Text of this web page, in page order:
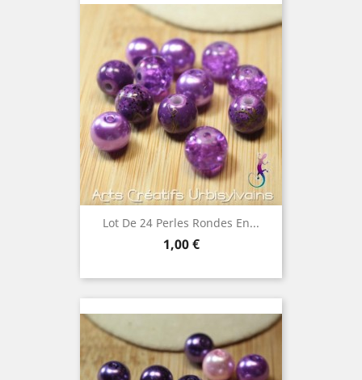
Lot De 24 Perles Rondes En...
Prix
1,00 €